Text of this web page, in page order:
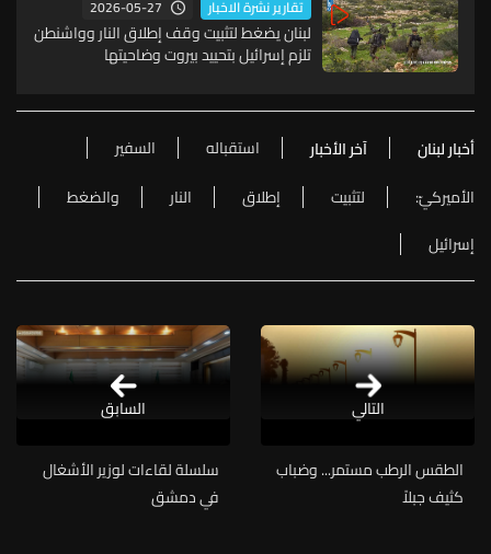
تقارير نشرة الاخبار 2026-05-27
لبنان يضغط لتثبيت وقف إطلاق النار وواشنطن
تلزم إسرائيل بتحييد بيروت وضاحيتها
أخبار لبنان آخر الأخبار استقباله
السفير
الأميركيّ:
لتثبيت إطلاق النار
والضغط
إسرائيل
التالي
الطقس الرطب مستمر... وضباب
كثيف جبلاً
سلسلة لقاءات لوزير الأشغال
في دمشق
السابق